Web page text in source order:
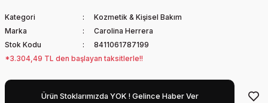
Kategori
Kozmetik & Kişisel Bakım
Marka
Carolina Herrera
Stok Kodu
8411061787199
*3.304,49 TL den başlayan taksitlerle!!
Ürün Stoklarımızda YOK ! Gelince Haber Ver